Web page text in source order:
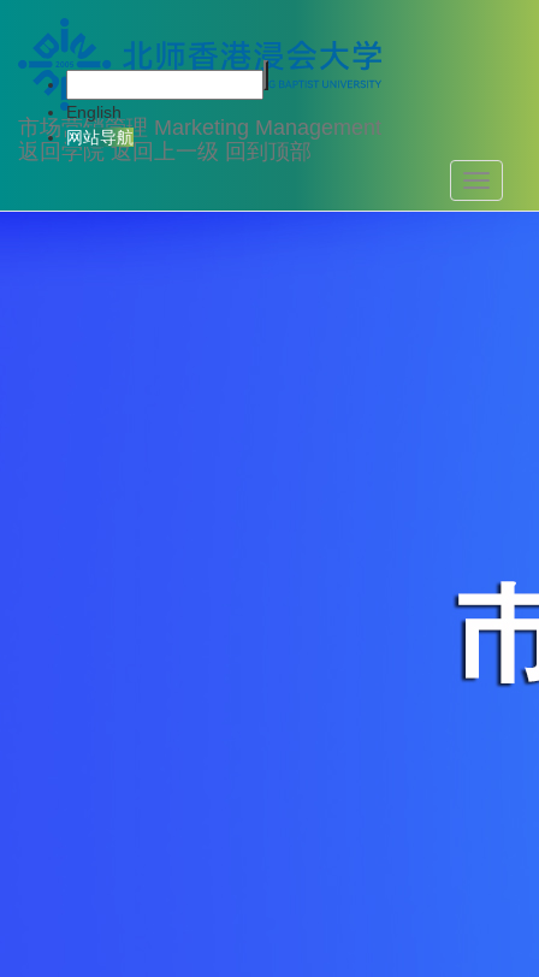
市场营销管理 Marketing Management
返回学院 返回上一级 回到顶部
English
网站导航
Toggle